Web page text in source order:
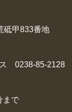
砥甲833番地
0238-85-2128
まで